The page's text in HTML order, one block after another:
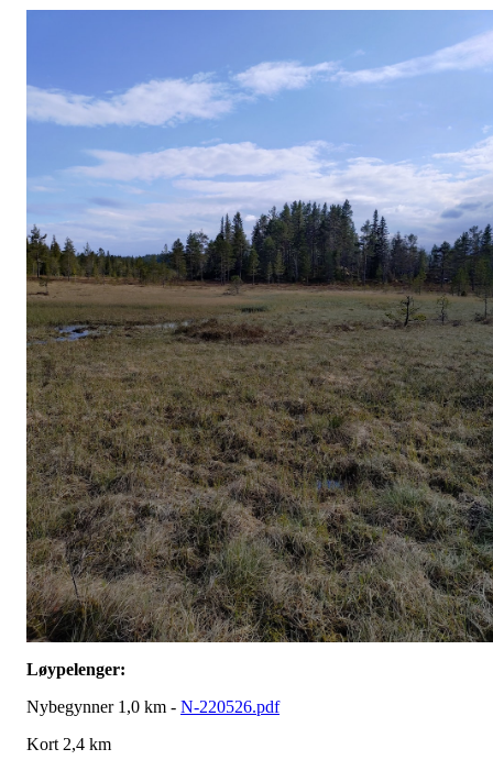
Løypelenger:
Nybegynner 1,0 km - N-220526.pdf
Kort 2,4 km